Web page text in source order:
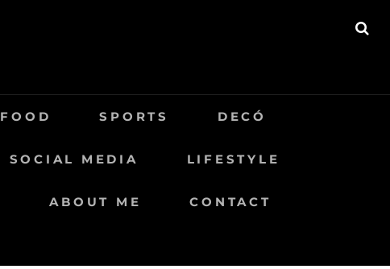
FOOD SPORTS DECÓ
SOCIAL MEDIA LIFESTYLE
ABOUT ME CONTACT